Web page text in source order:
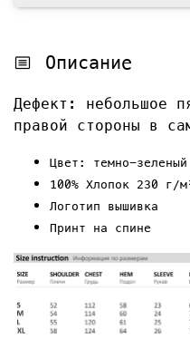
Описание
Дефект: небольшое
правой стороны в
Цвет: темно-зеленый
100% Хлопок 230 г/
Логотип вышивка
Принт на спине